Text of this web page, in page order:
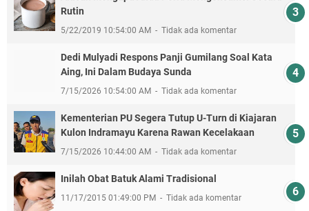
Rutin
5/22/2019 10:54:00 AM Tidak ada komentar
Dedi Mulyadi Respons Panji Gumilang Soal Kata
Aing, Ini Dalam Budaya Sunda
7/15/2026 10:54:00 AM Tidak ada komentar
Kementerian PU Segera Tutup U-Turn di Kiajaran
Kulon Indramayu Karena Rawan Kecelakaan
7/15/2026 10:44:00 AM Tidak ada komentar
Inilah Obat Batuk Alami Tradisional
11/17/2015 01:49:00 PM Tidak ada komentar